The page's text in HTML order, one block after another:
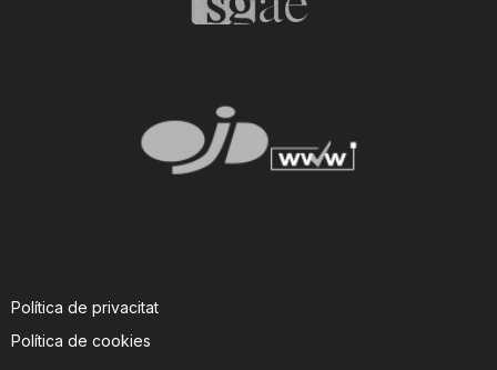
Política de privacitat
Política de cookies